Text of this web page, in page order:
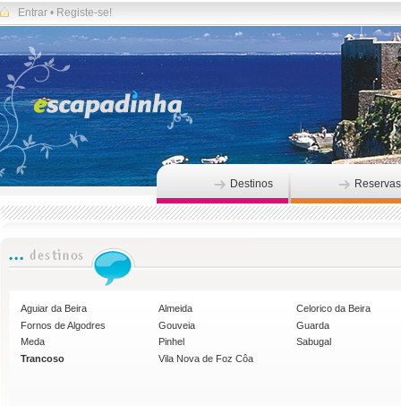
Entrar • Registe-se!
Destinos Reservas
Aguiar da Beira Almeida
Celorico da Beira
Fornos de Algodres
Gouveia
Guarda
Meda
Pinhel
Sabugal
Trancoso
Vila Nova de Foz Côa